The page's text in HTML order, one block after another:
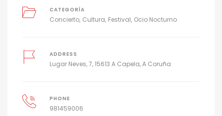
CATEGORÍA
Concierto Cultura Festival Ocio Nocturno
ADDRESS
Lugar Neves, 7, 15613 A Capela, A Coruña
PHONE
981459006